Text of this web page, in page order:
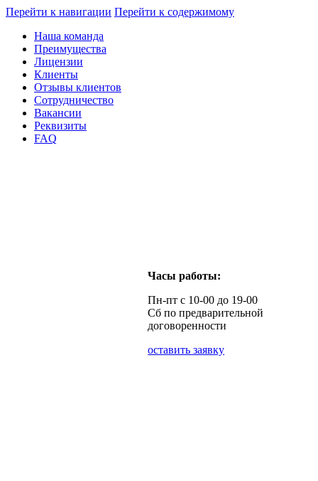
Перейти к навигации Перейти к содержимому
Наша команда
Преимущества
Лицензии
Клиенты
Отзывы клиентов
Сотрудничество
Вакансии
Реквизиты
FAQ
Часы работы:
Пн-пт с 10-00 до 19-00
Сб по предварительной
договоренности
оставить заявку